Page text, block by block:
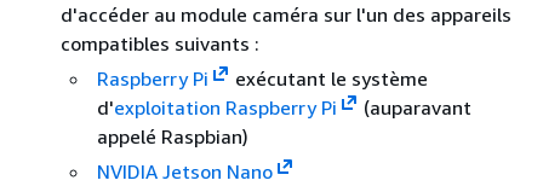
d'accéder au module caméra sur l'un des appareils
compatibles suivants :
Raspberry Pi
exécutant le système
d'exploitation Raspberry Pi
(auparavant
appelé Raspbian)
NVIDIA Jetson Nano